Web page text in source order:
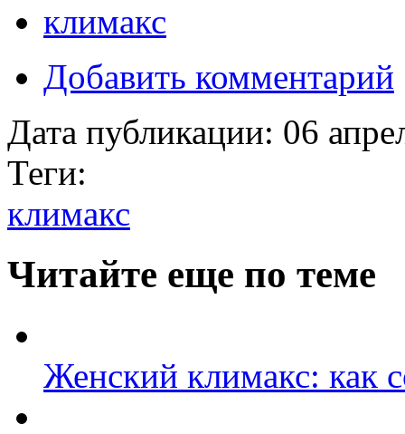
климакс
Добавить комментарий
Дата публикации: 06
Теги:
климакс
Читайте еще по теме
Женский климакс: как